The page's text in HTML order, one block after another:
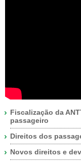
Fiscalização da
passageiro
Direitos dos
Novos direitos e